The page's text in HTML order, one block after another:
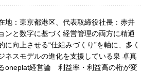
地：東京都港区、代表取締役社長：赤井
ンと数字に基づく経営管理の両方に精通
に向上させる“仕組みづくり”を軸に、多く
ネスモデルの進化を支援している泉 卓真
oneplat経営論 利益率・利益高の桁が変